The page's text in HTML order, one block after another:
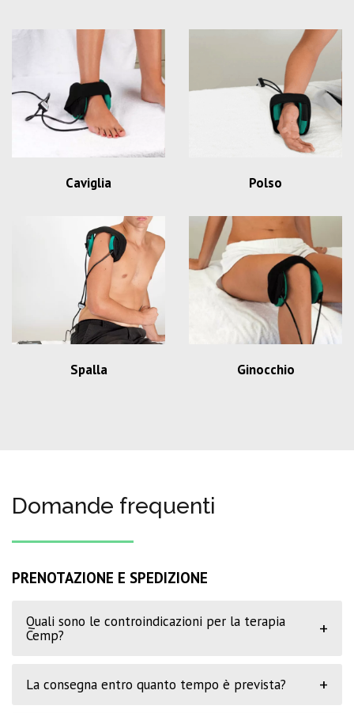
Caviglia Polso
Spalla Ginocchio
Domande frequenti
PRENOTAZIONE E SPEDIZIONE
Quali sono le controindicazioni per la terapia
Cemp?
+
La consegna entro quanto tempo è prevista? +